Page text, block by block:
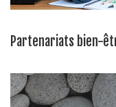
Partenariats bien-